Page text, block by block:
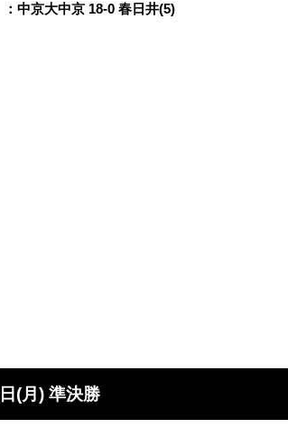
中京大中京 18-0 春日井(5)
(月) 準決勝